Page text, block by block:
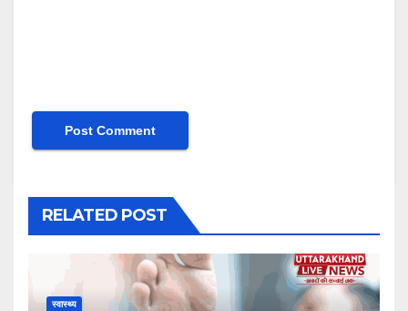
RELATED POST
स्वास्थ्य